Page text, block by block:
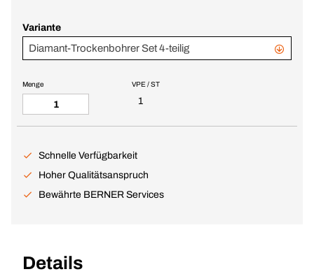
Variante
Diamant-Trockenbohrer Set 4-teilig
VPE / ST
1
Menge
Schnelle Verfügbarkeit
Hoher Qualitätsanspruch
Bewährte BERNER Services
Details